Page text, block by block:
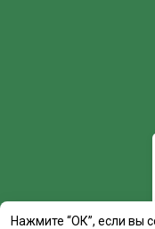
Нажмите “ОК”, если вы